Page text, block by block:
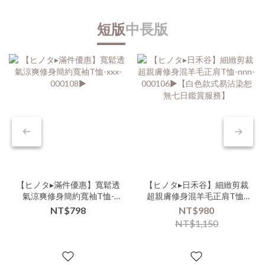
短版中長版
【ヒノタ▸滿件優惠】寬鬆透
氣涼爽修身簡約寬袖T恤-
xxx-000108▶
NT$798
【ヒノタ▸日禾谷】細緻剪裁
超親膚修身混羊毛正肩T恤-
nnn-000106▶【白色款式易
沾染恕無七日鑑賞服務】
NT$980
NT$1,150